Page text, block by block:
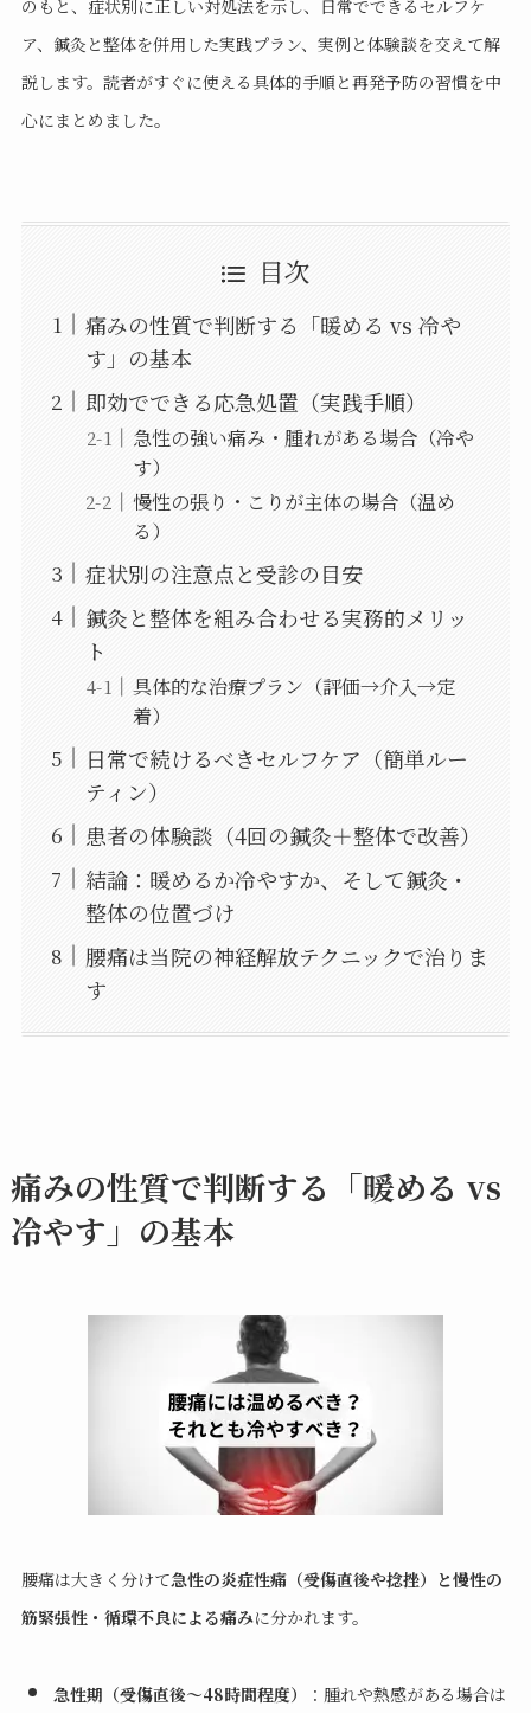
のもと、症状別に正しい対処法を示し、日常でできるセルフケ
ア、鍼灸と整体を併用した実践プラン、実例と体験談を交えて解
説します。読者がすぐに使える具体的手順と再発予防の習慣を中
心にまとめました。
目次
痛みの性質で判断する「暖める vs 冷や
す」の基本
即効でできる応急処置（実践手順）
急性の強い痛み・腫れがある場合（冷や
す）
慢性の張り・こりが主体の場合（温め
る）
症状別の注意点と受診の目安
鍼灸と整体を組み合わせる実務的メリッ
ト
具体的な治療プラン（評価→介入→定
着）
日常で続けるべきセルフケア（簡単ルー
ティン）
患者の体験談（4回の鍼灸＋整体で改善）
結論：暖めるか冷やすか、そして鍼灸・
整体の位置づけ
腰痛は当院の神経解放テクニックで治りま
す
痛みの性質で判断する「暖める vs
冷やす」の基本
腰痛は大きく分けて急性の炎症性痛（受傷直後や捻挫）と慢性の
筋緊張性・循環不良による痛みに分かれます。
急性期（受傷直後〜48時間程度） ：腫れや熱感がある場合は